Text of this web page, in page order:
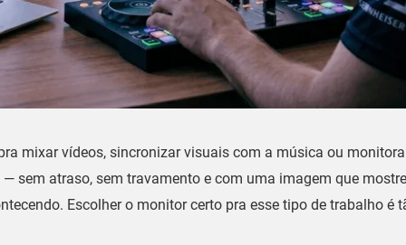
mixar vídeos, sincronizar visuais com a música ou
sem atraso, sem travamento e com uma imagem que mostre
Escolher o monitor certo pra esse tipo de trabalho é